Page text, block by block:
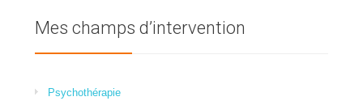
Mes champs d’intervention
Psychothérapie